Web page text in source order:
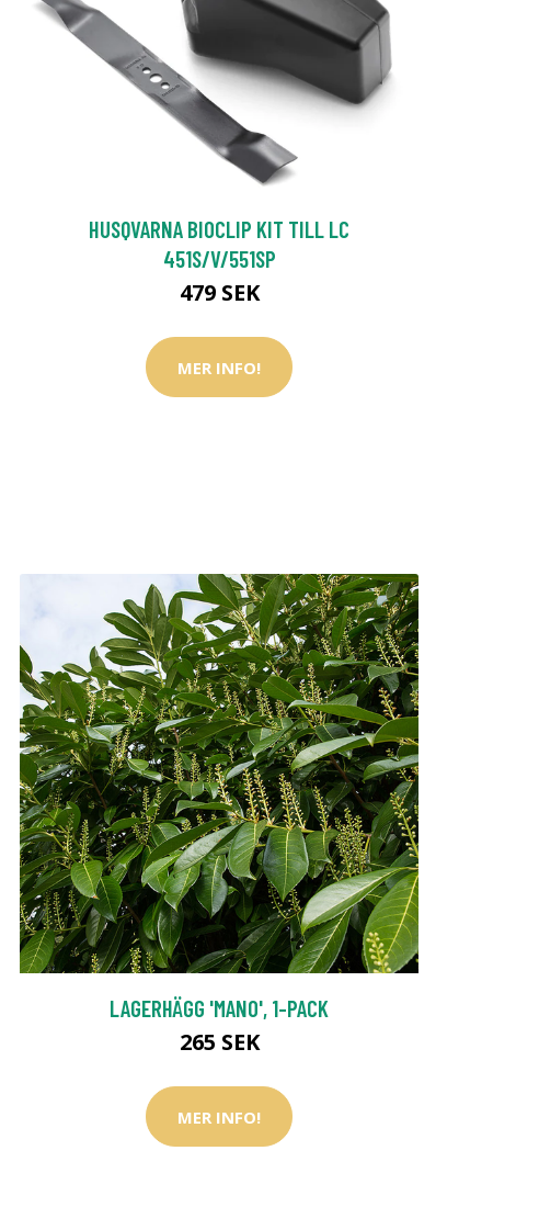
HUSQVARNA BIOCLIP KIT TILL LC
451S/V/551SP
479 SEK
MER INFO!
LAGERHÄGG 'MANO', 1-PACK
265 SEK
MER INFO!